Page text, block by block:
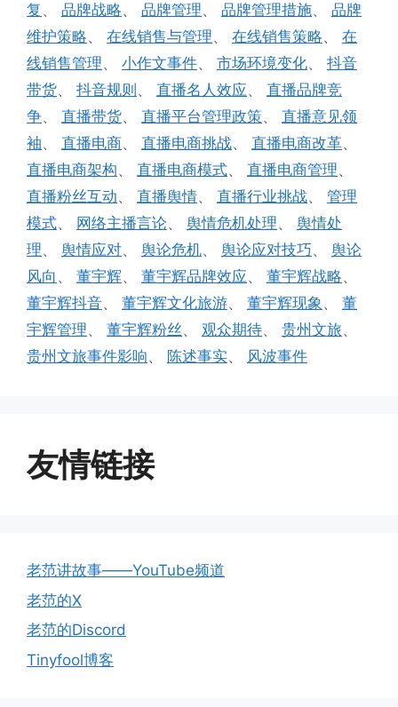
复 、 品牌战略、 品牌管理、 品牌管理措施、 品牌
维护策略、 在线销售与管理、 在线销售策略、 在
线销售管理、 小作文事件、 市场环境变化、 抖音
带货、 抖音规则 、 直播名人效应、 直播品牌竞
争、 直播带货、 直播平台管理政策、 直播意见领
袖、 直播电商、 直播电商挑战、 直播电商改革、
直播电商架构、 直播电商模式、 直播电商管理、
直播粉丝互动、 直播舆情、 直播行业挑战、 管理
模式、 网络主播言论、 舆情危机处理、 舆情处
理、 舆情应对、 舆论危机、 舆论应对技巧、 舆论
风向 、 董宇辉、 董宇辉品牌效应、 董宇辉战略、
董宇辉抖音、 董宇辉文化旅游、 董宇辉现象、 董
宇辉管理、 董宇辉粉丝、 观众期待、 贵州文旅、
贵州文旅事件影响、 陈述事实、 风波事件
友情链接
老范讲故事——YouTube频道
老范的X
老范的Discord
Tinyfool博客